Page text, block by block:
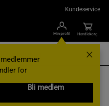
Kundeservice
Min profil
for
Bli medlem
Handlekorg
proteinpulver